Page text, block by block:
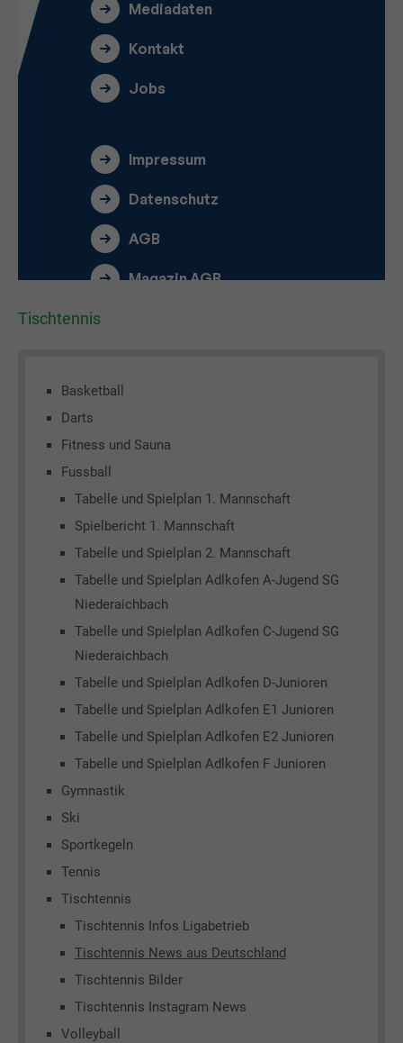
Tischtennis
Basketball
Darts
Fitness und Sauna
Fussball
Tabelle und Spielplan 1. Mannschaft
Spielbericht 1. Mannschaft
Tabelle und Spielplan 2. Mannschaft
Tabelle und Spielplan Adlkofen A-Jugend SG
Niederaichbach
Tabelle und Spielplan Adlkofen C-Jugend SG
Niederaichbach
Tabelle und Spielplan Adlkofen D-Junioren
Tabelle und Spielplan Adlkofen E1 Junioren
Tabelle und Spielplan Adlkofen E2 Junioren
Tabelle und Spielplan Adlkofen F Junioren
Gymnastik
Ski
Sportkegeln
Tennis
Tischtennis
Tischtennis Infos Ligabetrieb
Tischtennis News aus Deutschland
Tischtennis Bilder
Tischtennis Instagram News
Volleyball